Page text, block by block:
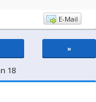
E-Mail
»
18